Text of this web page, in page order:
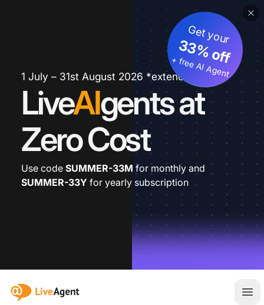
1 July – 31st August 2026 *extended
LiveAIgents at
Zero Cost
Get your
33% off
+ free AI Agent
Use code SUMMER-33M for monthly and
SUMMER-33Y for yearly subscription
:site.title
メ